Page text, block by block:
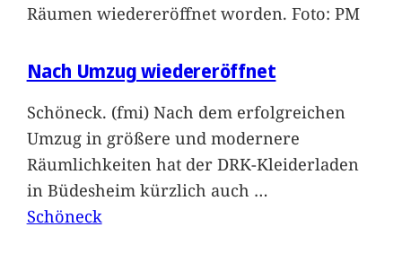
Räumen wiedereröffnet worden. Foto: PM
Nach Umzug wiedereröffnet
Schöneck. (fmi) Nach dem erfolgreichen
Umzug in größere und modernere
Räumlichkeiten hat der DRK-Kleiderladen
in Büdesheim kürzlich auch …
Schöneck